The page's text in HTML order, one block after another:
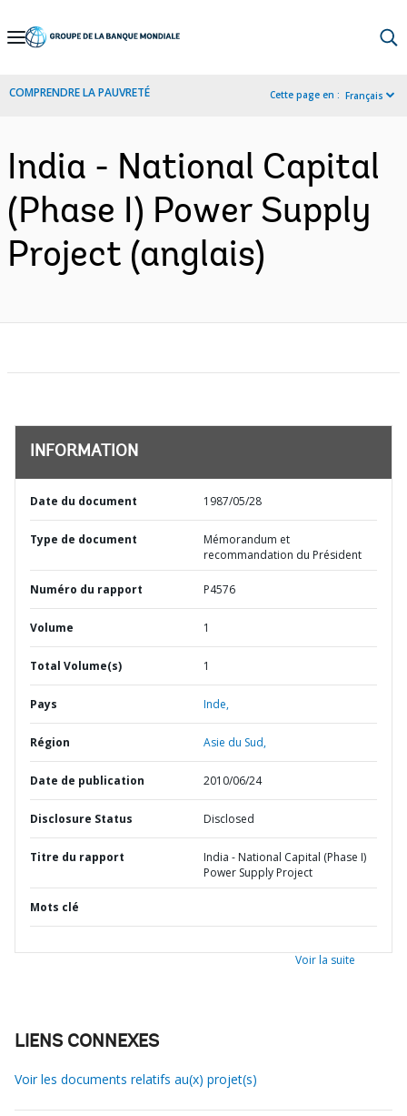
Skip
Navigation
COMPRENDRE LA PAUVRETÉ Cette page en : Français
India - National Capital
(Phase I) Power Supply
Project (anglais)
INFORMATION
Date du document 1987/05/28
Type de document
Mémorandum et
recommandation du Président
Numéro du rapport P4576
Volume 1
Total Volume(s) 1
Pays Inde,
Région Asie du Sud,
Date de publication 2010/06/24
Disclosure Status Disclosed
Titre du rapport
India - National Capital (Phase I)
Power Supply Project
Mots clé
Voir la suite
LIENS CONNEXES
Voir les documents relatifs au(x) projet(s)